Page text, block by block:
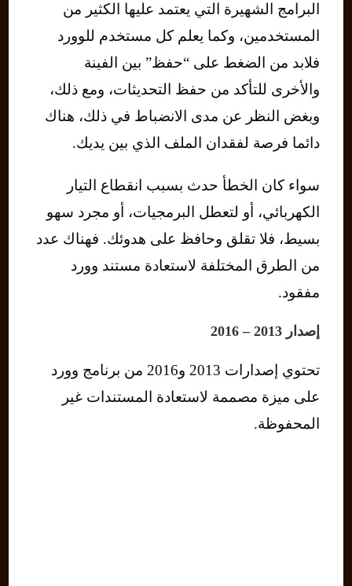
البرامج الشهيرة التي يعتمد عليها الكثير من
المستخدمين، وكما يعلم كل مستخدم للوورد
فلابد من الضغط على “حفظ” بين الفينة
والأخرى للتأكد من حفظ التحديثات، ومع ذلك،
وبغض النظر عن مدى الانضباط في ذلك، هناك
دائما فرصة لفقدان الملف الذي بين يديك.
سواء كان الخطأ حدث بسبب انقطاع التيار
الكهربائي، أو لتعطل البرمجيات، أو مجرد سهو
بسيط، فلا تقلق وحافظ على هدوئك. فهناك عدد
من الطرق المختلفة لاستعادة مستند وورد
مفقود.
إصدار 2013 – 2016
تحتوي إصدارات 2013 و2016 من برنامج وورد
على ميزة مصممة لاستعادة المستندات غير
المحفوظة.